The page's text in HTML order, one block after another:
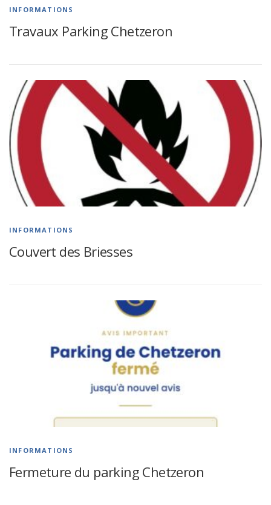
i
t
INFORMATIONS
Travaux Parking Chetzeron
INFORMATIONS
Couvert des Briesses
INFORMATIONS
Fermeture du parking Chetzeron